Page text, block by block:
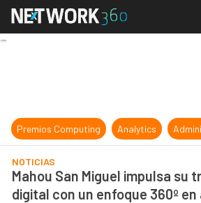
Mahou San
Premios Computing Analytics
NOTICIAS
Mahou San Miguel impulsa su
digital con un enfoque 360º